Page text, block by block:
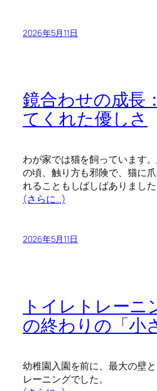
2026年5月11日
鏡合わせの成長
てくれた優しさ
わが家では猫を飼っています
の頃、触り方も邪険で、猫に
れることもしばしばありました
(さらに…)
2026年5月11日
トイレトレーニ
の終わりの「小
幼稚園入園を前に、最大の壁
レーニングでした。